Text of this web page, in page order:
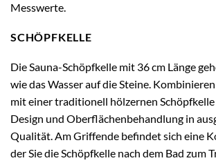
Messwerte.
SCHÖPFKELLE
Die Sauna-Schöpfkelle mit 36 cm Länge
wie das Wasser auf die Steine.
mit einer traditionell hölzernen
Design und Oberflächenbehandlung in
Qualität. Am Griffende befindet sich eine
der Sie die Schöpfkelle nach dem Bad zum